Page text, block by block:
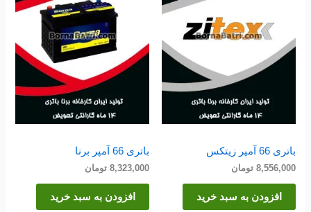
باتری 66 آمپر زیتکس
8,556,000 تومان
افزودن به سبد خرید
باتری 66 آمپر برنا
8,323,000 تومان
افزودن به سبد خرید